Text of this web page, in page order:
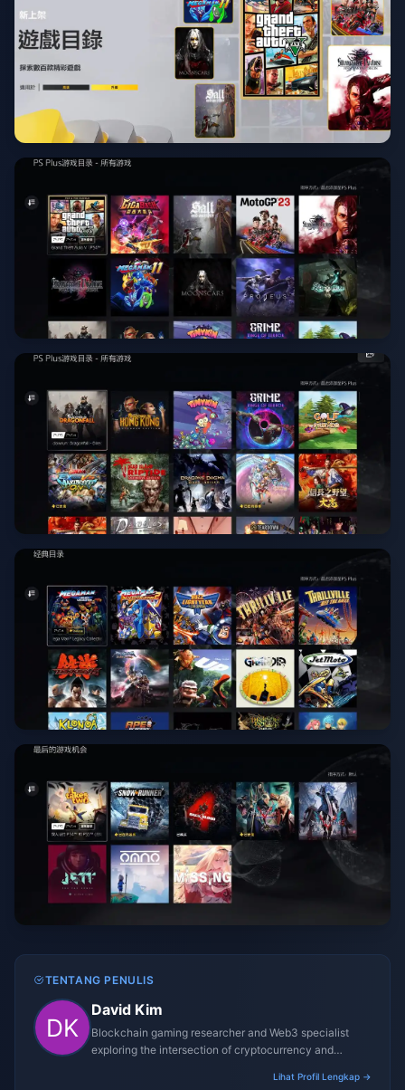
TENTANG PENULIS
David Kim
Blockchain gaming researcher and Web3 specialist
exploring the intersection of cryptocurrency and
Lihat Profil Lengkap →